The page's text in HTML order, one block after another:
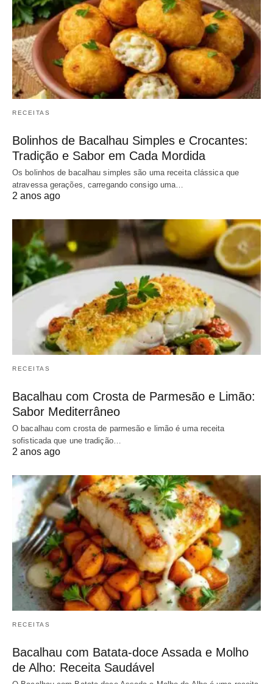
RECEITAS
Bolinhos de Bacalhau Simples e Crocantes:
Tradição e Sabor em Cada Mordida
Os bolinhos de bacalhau simples são uma receita clássica que
atravessa gerações, carregando consigo uma…
2 anos ago
RECEITAS
Bacalhau com Crosta de Parmesão e Limão:
Sabor Mediterrâneo
O bacalhau com crosta de parmesão e limão é uma receita
sofisticada que une tradição…
2 anos ago
RECEITAS
Bacalhau com Batata-doce Assada e Molho
de Alho: Receita Saudável